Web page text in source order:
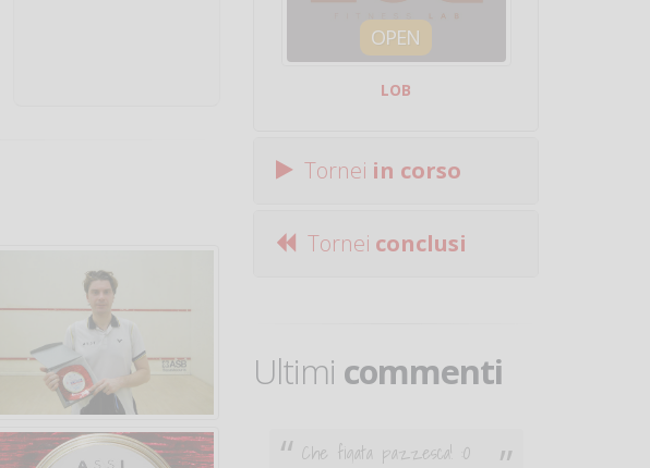
OPEN
LOB
Tornei in corso
Tornei conclusi
Ultimi commenti
Salve,
Che figata pazzesca! :O